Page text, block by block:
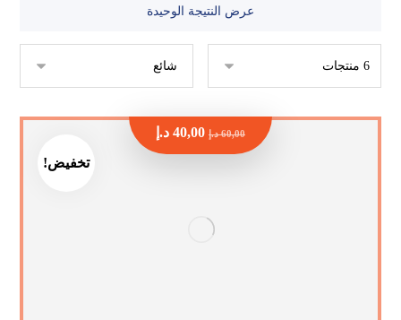
عرض النتيجة الوحيدة
تخفيض!
60,00 د.إ 40,00 د.إ